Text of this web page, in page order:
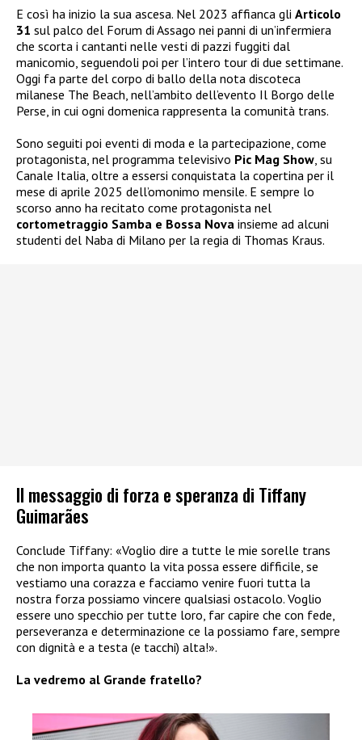
E così ha inizio la sua ascesa. Nel 2023 affianca gli Articolo
31 sul palco del Forum di Assago nei panni di un’infermiera
che scorta i cantanti nelle vesti di pazzi fuggiti dal
manicomio, seguendoli poi per l’intero tour di due settimane.
Oggi fa parte del corpo di ballo della nota discoteca
milanese The Beach, nell’ambito dell’evento Il Borgo delle
Perse, in cui ogni domenica rappresenta la comunità trans.
Sono seguiti poi eventi di moda e la partecipazione, come
protagonista, nel programma televisivo Pic Mag Show, su
Canale Italia, oltre a essersi conquistata la copertina per il
mese di aprile 2025 dell’omonimo mensile. E sempre lo
scorso anno ha recitato come protagonista nel
cortometraggio Samba e Bossa Nova insieme ad alcuni
studenti del Naba di Milano per la regia di Thomas Kraus.
Il messaggio di forza e speranza di Tiffany
Guimarães
Conclude Tiffany: «Voglio dire a tutte le mie sorelle trans
che non importa quanto la vita possa essere difficile, se
vestiamo una corazza e facciamo venire fuori tutta la
nostra forza possiamo vincere qualsiasi ostacolo. Voglio
essere uno specchio per tutte loro, far capire che con fede,
perseveranza e determinazione ce la possiamo fare, sempre
con dignità e a testa (e tacchi) alta!».
La vedremo al Grande fratello?